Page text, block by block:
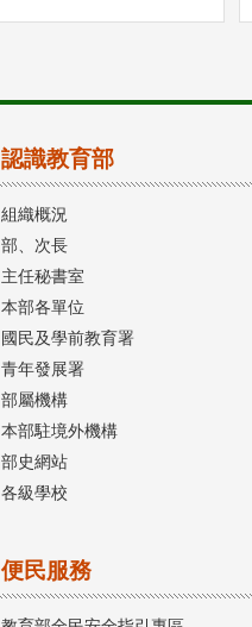
認識教育部
組織概況
部、次長
主任秘書室
本部各單位
國民及學前教育署
青年發展署
部屬機構
本部駐境外機構
部史網站
各級學校
便民服務